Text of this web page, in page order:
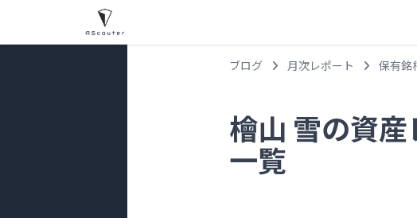
ブログ 月次レポート 保有銘
檜山 雪の資
一覧